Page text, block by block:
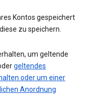
Kontos gespeichert
zu speichern.
um geltende
geltendes
oder um einer
Anordnung